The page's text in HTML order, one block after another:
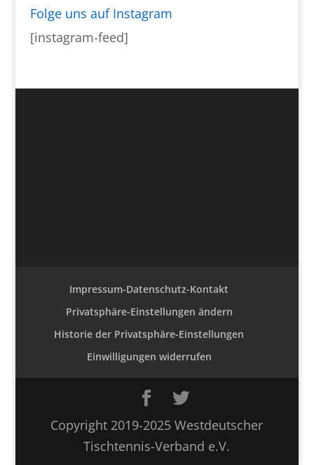
Folge uns auf Instagram
[instagram-feed]
Impressum-Datenschutz-Kontakt
Privatsphäre-Einstellungen ändern
Historie der Privatsphäre-Einstellungen
Einwilligungen widerrufen
Copyright 2019-2025 Westdeutscher
Tischtennis-Verband e.V.